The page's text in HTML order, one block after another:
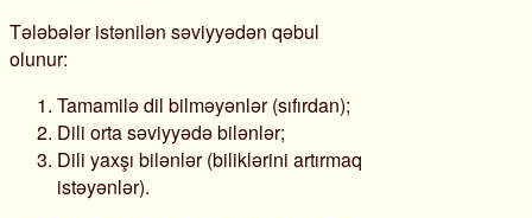
Tələbələr istənilən səviyyədən qəbul
olunur:
Tamamilə dil bilməyənlər (sıfırdan);
Dili orta səviyyədə bilənlər;
Dili yaxşı bilənlər (biliklərini artırmaq
istəyənlər).